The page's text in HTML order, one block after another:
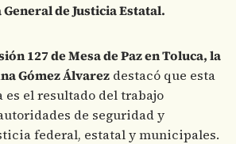
de Justicia Estatal.
127 de Mesa de Paz en Toluca, la
Gómez Álvarez destacó que esta
es el resultado del trabajo
de seguridad y
federal, estatal y municipales.